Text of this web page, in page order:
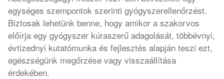
egységes szempontok szerinti gyógyszerellenőrzést.
Biztosak lehetünk benne, hogy amikor a szakorvos
előírja egy gyógyszer kúraszerű adagolását, többévnyi,
évtizednyi kutatómunka és fejlesztés alapján teszi ezt,
egészségünk megőrzése vagy visszaállítása
érdekében.